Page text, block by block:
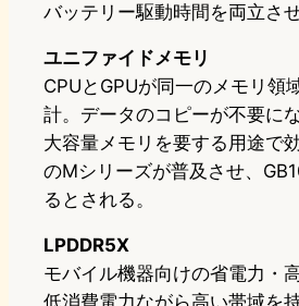
バッテリー駆動時間を両立させ
ユニファイドメモリ
CPUとGPUが同一のメモリ領
計。データのコピーが不要に
大容量メモリを要する用途で
のMシリーズが普及させ、
るとされる。
LPDDR5X
モバイル機器向けの省電力・